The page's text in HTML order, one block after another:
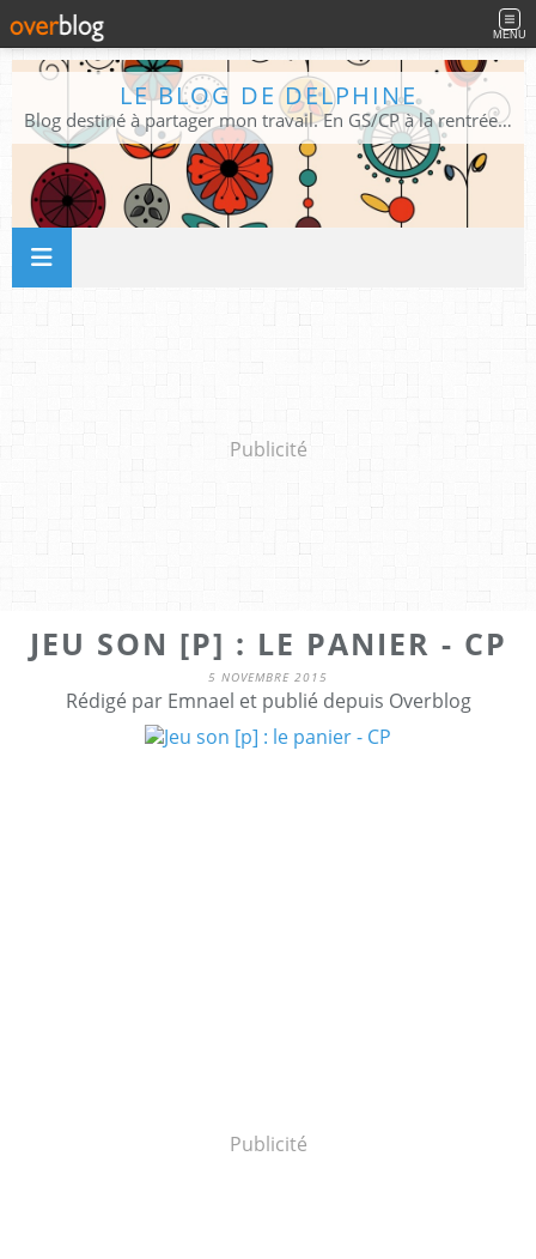
MENU
LE BLOG DE DELPHINE
Blog destiné à partager mon travail. En GS/CP à la rentrée 2026/2027 !
Publicité
JEU SON [P] : LE PANIER - CP
5 NOVEMBRE 2015
Rédigé par Emnael et publié depuis Overblog
Publicité